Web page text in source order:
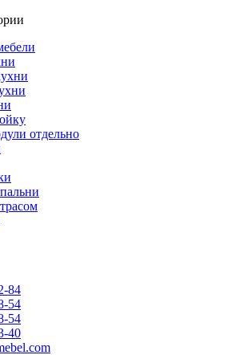
отдельно
84
54
54
40